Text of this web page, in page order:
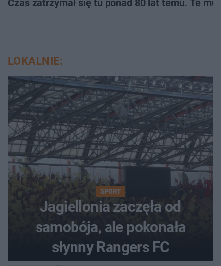
Czas zatrzymał się tu ponad 80 lat temu. Te
LOKALNIE:
SPORT
Jagiellonia zaczęła od
samobója, ale pokonała
słynny Rangers FC